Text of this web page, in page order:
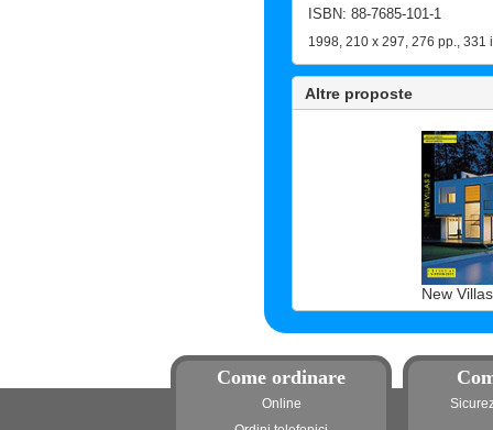
ISBN: 88-7685-101-1
1998, 210 x 297, 276 pp.,
Altre proposte
New
Come ordinare
Online